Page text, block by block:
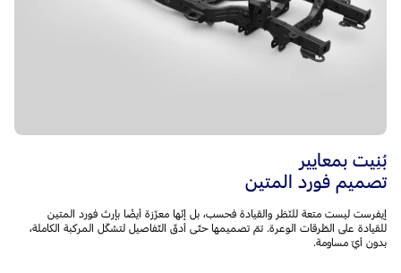
بُنِيت بمعايير
تصميم فورد المتين
إيفرست ليست متعة للنّظر والقيادة فحسب، بل إنّها معزّزة أيضًا بإرث فورد المتين
للقيادة على الطّرقات الوعرة. تمّ تصميمها حتّى أدقّ التّفاصيل لتشكّل المركبة الكاملة،
بدون أيّ مساومة.